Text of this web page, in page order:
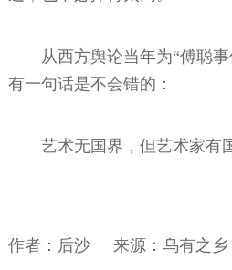
从西方舆论当年为“傅聪事
有一句话是不会错的：
艺术无国界，但艺术家有
作者： 后沙 来源：乌有之乡